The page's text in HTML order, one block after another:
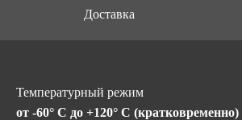
Доставка
Температурный режим
от -60° C до +120° C (кратковременно)